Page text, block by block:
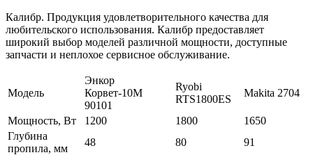
Калибр. Продукция удовлетворительного качества для
любительского использования. Калибр предоставляет
широкий выбор моделей различной мощности, доступные
запчасти и неплохое сервисное обслуживание.
Модель
Энкор
Корвет-10М
90101
Ryobi
RTS1800ES
Makita 2704
Мощность, Вт 1200 1800
1650
Глубина
пропила, мм
48 80
91